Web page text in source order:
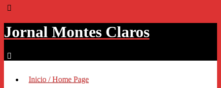
Jornal Montes Claros
Inicio / Home Page